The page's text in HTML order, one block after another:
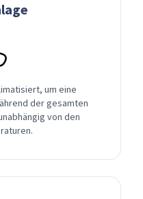
um eine
der gesamten
von den